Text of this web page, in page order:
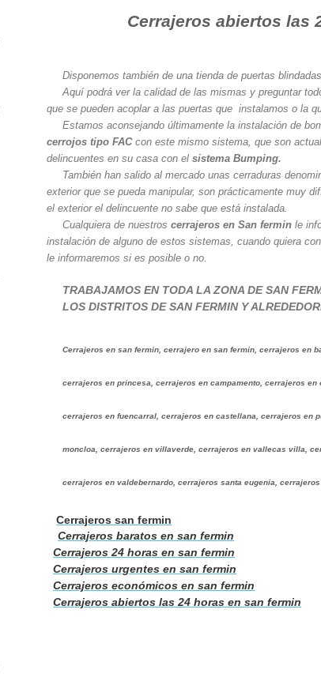
Cerrajeros abiertos las
Disponemos también de una tienda de puertas
Aquí podrá ver la calidad de las mismas y preguntar
que se pueden acoplar a las puertas que instalamos o la
Estamos aconsejando últimamente la instalación de
cerrojos tipo FACcon este mismo sistema, que son
delincuentes en su casa con elsistema Bumping.
También han salido al mercado unas cerraduras
exterior que se pueda manipular, son prácticamente muy
el exterior el delincuente no sabe que está instalada.
Cualquiera de nuestroscerrajeros en San fermin le
instalación de alguno de estos sistemas, cuando quiera
le informaremos si es posible o no.
TRABAJAMOS EN TODA LA ZONA DE SAN
LOS DISTRITOS DE SAN FERMIN Y
Cerrajeros en san fermin, cerrajero en san fermin, cerrajeros en
cerrajeros en princesa, cerrajeros en campamento, cerrajeros
cerrajeros en fuencarral, cerrajeros en castellana, cerrajeros en
moncloa, cerrajeros en villaverde, cerrajeros en vallecas villa,
cerrajeros en valdebernardo, cerrajeros santa eugenia,
Cerrajeros san fermin
Cerrajeros baratos en san fermin
Cerrajeros 24 horas en san fermin
Cerrajeros urgentes en san fermin
Cerrajeros económicos en san fermin
Cerrajeros abiertos las 24 horas en san fermin